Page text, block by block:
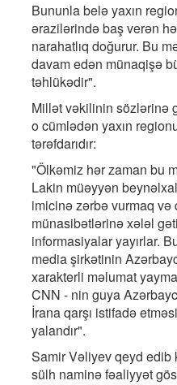
Bununla belə yaxın
ərazilərində baş verən
narahatlıq doğurur. Bu
davam edən münaqişə
təhlükədir".
Millət vəkilinin sözlərinə
o cümlədən yaxın
tərəfdarıdır:
"Ölkəmiz hər zaman bu
Lakin müəyyən
imicinə zərbə vurmaq və
münasibətlərinə xələl
informasiyalar yayırlar.
media şirkətinin
xarakterli məlumat
CNN - nin guya
İrana qarşı istifadə
yalandır".
Samir Vəliyev qeyd edib
sülh naminə fəaliyyət